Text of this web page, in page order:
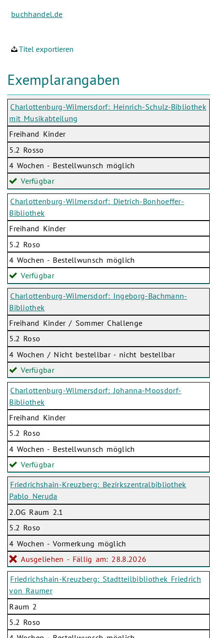
buchhandel.de
Titel exportieren
Exemplarangaben
Charlottenburg-Wilmersdorf: Heinrich-Schulz-Bibliothek
mit Musikabteilung
Freihand Kinder
5.2 Rosso
4 Wochen - Bestellwunsch möglich
Verfügbar
Charlottenburg-Wilmersdorf: Dietrich-Bonhoeffer-
Bibliothek
Freihand Kinder
5.2 Roso
4 Wochen - Bestellwunsch möglich
Verfügbar
Charlottenburg-Wilmersdorf: Ingeborg-Bachmann-
Bibliothek
Freihand Kinder / Sommer Challenge
5.2 Roso
4 Wochen / Nicht bestellbar - nicht bestellbar
Verfügbar
Charlottenburg-Wilmersdorf: Johanna-Moosdorf-
Bibliothek
Freihand Kinder
5.2 Roso
4 Wochen - Bestellwunsch möglich
Verfügbar
Friedrichshain-Kreuzberg: Bezirkszentralbibliothek
Pablo Neruda
2.OG Raum 2.1
5.2 Roso
4 Wochen - Vormerkung möglich
Ausgeliehen - Fällig am: 28.8.2026
Friedrichshain-Kreuzberg: Stadtteilbibliothek Friedrich
von Raumer
Raum 2
5.2 Roso